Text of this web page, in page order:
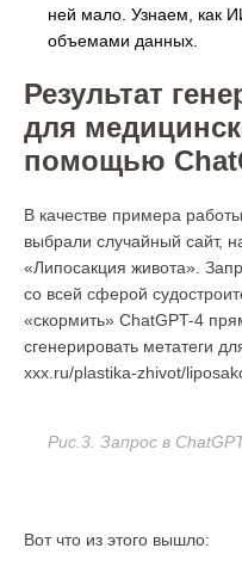
ней мало. Узнаем, как
объемами данных.
Результат
для
помощью
В качестве примера
выбрали случайный сайт,
«Липосакция живота».
со всей сферой
«скормить» ChatGPT-4
сгенерировать метатеги
ххх.ru/plastika-zhivot/
Рис.3. Запрос в
Вот что из этого вышло: